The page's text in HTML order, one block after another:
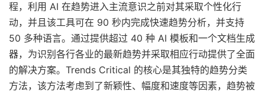
程，利用 AI 在趋势进入主流意识之前对其采取个性化行
动，并且该工具可在 90 秒内完成快速趋势分析，并支持
50 多种语言。通过提供超过 40 种 AI 模板和一个文档生成
器，为识别各行各业的最新趋势并采取相应行动提供了全面
的解决方案。Trends Critical 的核心是其独特的趋势分类
方法，该方法考虑到了新颖性、幅度和速度等因素，趋势被